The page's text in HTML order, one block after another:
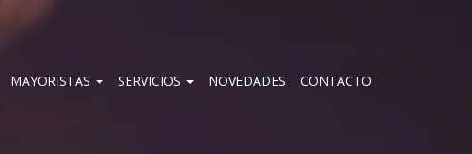
MAYORISTAS SERVICIOS NOVEDADES CONTACTO